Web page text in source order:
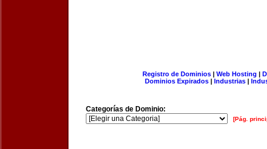
Registro de Dominios| Web Hosting |
Dominios Expirados | Industrias |
Categorías de Dominio:
[Pág.